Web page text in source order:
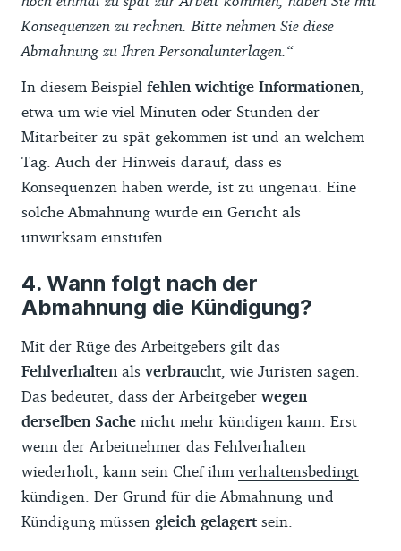
Konsequenzen zu rechnen. Bitte nehmen Sie diese
Abmahnung zu Ihren Personalunterlagen.“
In diesem Beispiel fehlen wichtige Informationen
etwa um wie viel Minuten oder Stunden der
Mitarbeiter zu spät gekommen ist und an welchem
Tag. Auch der Hinweis darauf, dass es
Konsequenzen haben werde, ist zu ungenau. Eine
solche Abmahnung würde ein Gericht als
unwirksam einstufen.
Wann folgt nach der
Abmahnung die Kündigung?
Mit der Rüge des Arbeitgebers gilt das
Fehlverhalten alsverbraucht , wie Juristen sagen.
Das bedeutet, dass der Arbeitgeber wegen
derselben Sache nicht mehr kündigen kann. Erst
wenn der Arbeitnehmer das Fehlverhalten
wiederholt, kann sein Chef ihm verhaltensbedingt
kündigen. Der Grund für die Abmahnung und
Kündigung müssen gleich gelagert sein.